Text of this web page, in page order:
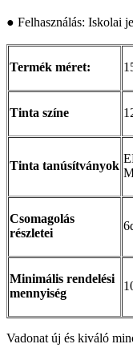
● Felhasználás: Iskolai
Termék méret:
Tinta színe
Tinta tanúsítványok
Csomagolás
részletei
Minimális rendelési
mennyiség
Vadonat új és kiváló